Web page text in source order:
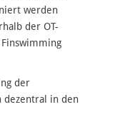
werden
der OT-
der
dezentral in den